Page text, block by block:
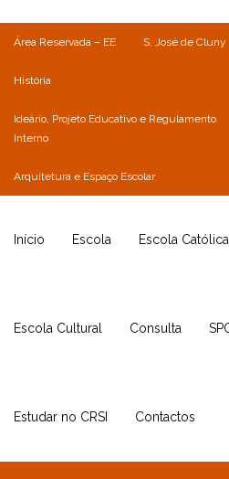
Área Reservada – EE S. José de Cluny
História
Ideário, Projeto Educativo e Regulamento
Interno
Arquitetura e Espaço Escolar
Início Escola Escola Católica
Escola Cultural Consulta
Estudar no CRSI Contactos